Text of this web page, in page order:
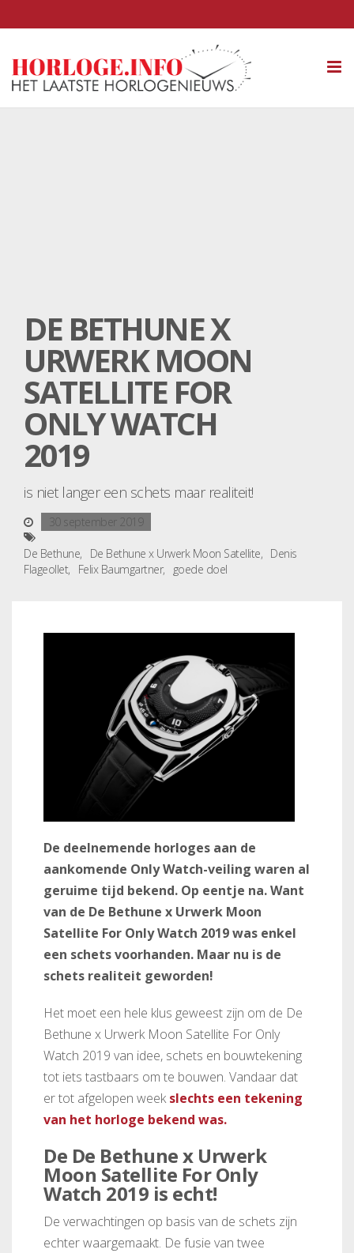
DE BETHUNE X
URWERK MOON
SATELLITE FOR
ONLY WATCH
2019
is niet langer een schets maar realiteit!
30 september 2019
De Bethune De Bethune x Urwerk Moon Satellite
Denis
Flageollet
Felix Baumgartner goede doel
De deelnemende horloges aan de
aankomende Only Watch-veiling waren al
geruime tijd bekend. Op eentje na. Want
van de De Bethune x Urwerk Moon
Satellite For Only Watch 2019 was enkel
een schets voorhanden. Maar nu is de
schets realiteit geworden!
Het moet een hele klus geweest zijn om de De
Bethune x Urwerk Moon Satellite For Only
Watch 2019 van idee, schets en bouwtekening
tot iets tastbaars om te bouwen. Vandaar dat
er tot afgelopen weekslechts een tekening
van het horloge bekend was.
De De Bethune x Urwerk
Moon Satellite For Only
Watch 2019 is echt!
De verwachtingen op basis van de schets zijn
echter waargemaakt. De fusie van twee